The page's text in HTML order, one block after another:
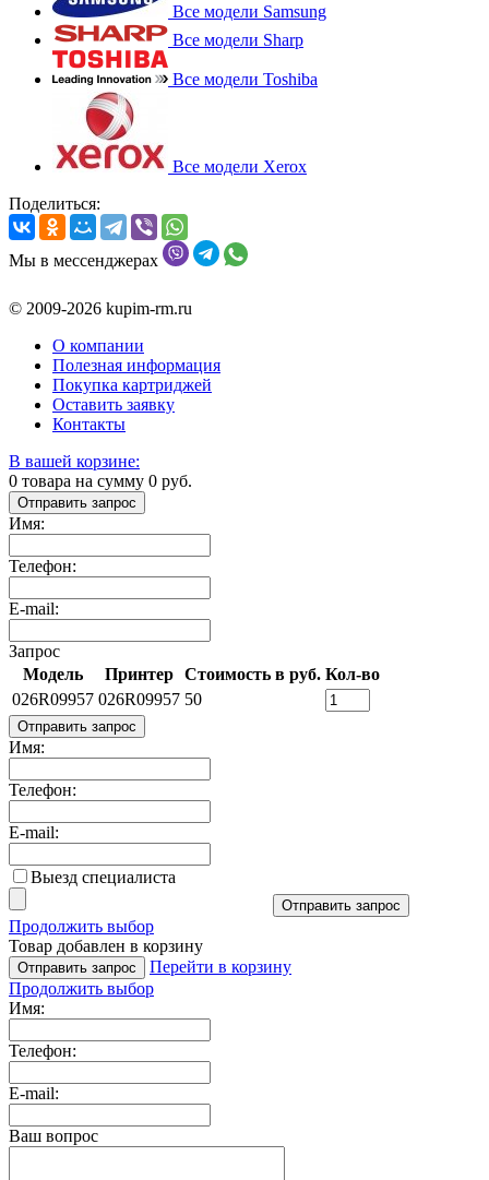
Все модели Samsung
Все модели Sharp
Все модели Toshiba
Все модели Xerox
Поделиться:
Мы в мессенджерах
© 2009-2026 kupim-rm.ru
О компании
Полезная информация
Покупка картриджей
Оставить заявку
Контакты
В вашей корзине:
0 товара на сумму 0 руб.
Отправить запрос
Имя:
Телефон:
E-mail:
Запрос
Модель
Принтер Стоимость в руб. Кол-во
026R09957 026R09957 50
Отправить запрос
Имя:
Телефон:
E-mail:
Выезд специалиста
Отправить запрос
Продолжить выбор
Товар добавлен в корзину
Отправить запрос
Перейти в корзину
Продолжить выбор
Имя:
Телефон:
E-mail:
Ваш вопрос